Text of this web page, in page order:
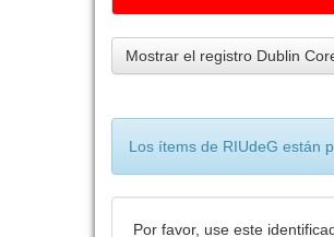
Mostrar el registro Dublin
Los ítems de RIUdeG están
Por favor, use este